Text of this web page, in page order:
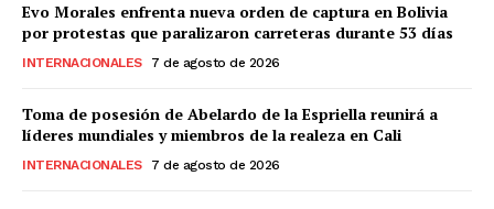
Evo Morales enfrenta nueva orden de captura en Bolivia
por protestas que paralizaron carreteras durante 53 días
INTERNACIONALES 7 de agosto de 2026
Toma de posesión de Abelardo de la Espriella reunirá a
líderes mundiales y miembros de la realeza en Cali
INTERNACIONALES 7 de agosto de 2026